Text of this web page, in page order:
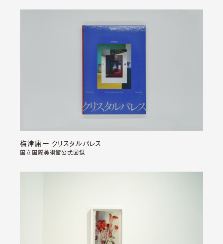
梅津庸一 クリスタルパレス
国立国際美術館公式図録